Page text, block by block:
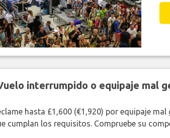
interrumpido o equipaje mal
hasta £1,600 (€1,920) por equipaje
cumplan los requisitos. Compruebe su